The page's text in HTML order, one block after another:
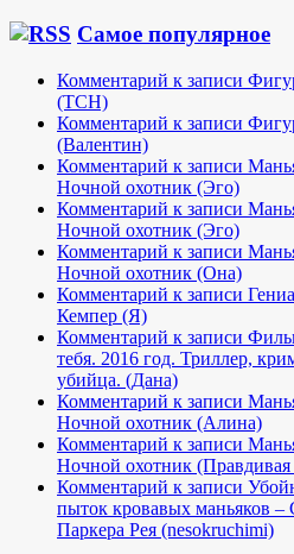
Самое популярное
Комментарий к записи
(TCH)
Комментарий к записи
(Валентин)
Комментарий к записи
Ночной охотник (Эго)
Комментарий к записи
Ночной охотник (Эго)
Комментарий к записи
Ночной охотник (Она)
Комментарий к записи
Кемпер (Я)
Комментарий к записи
тебя. 2016 год. Триллер,
убийца. (Дана)
Комментарий к записи
Ночной охотник (Алина)
Комментарий к записи
Ночной охотник
Комментарий к записи
пыток кровавых маньяков
Паркера Рея (nesokruchimi)